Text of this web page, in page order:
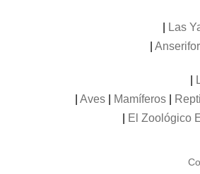
Las
Aves| Mamíferos|
El Zoológico